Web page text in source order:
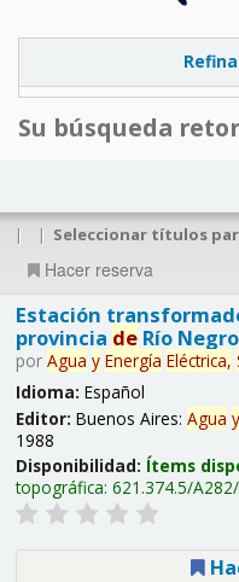
Su búsqueda
| | Seleccionar títulos
Hacer reserva
Estación
provincia deRío Negro
por Agua y Energía Eléctrica,
Idioma: Español
Editor: Buenos Aires: Agua y
1988
Disponibilidad: Ítems
topográfica: 621.374.5/